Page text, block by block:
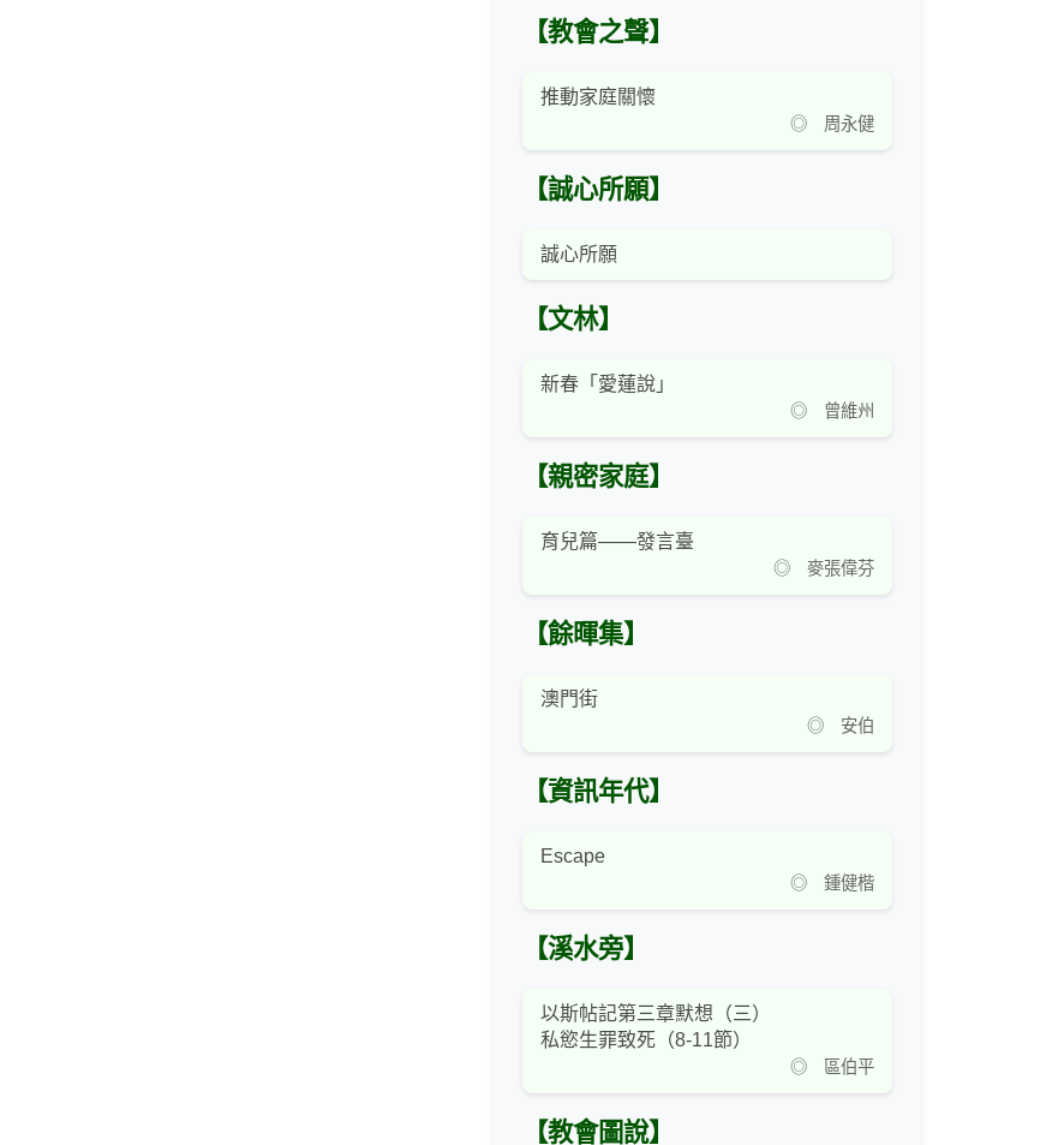
【教會之聲】
推動家庭關懷
◎ 周永健
【誠心所願】
誠心所願
【文林】
新春「愛蓮說」
◎ 曾維州
【親密家庭】
育兒篇——發言臺
◎ 麥張偉芬
【餘暉集】
澳門街
◎ 安伯
【資訊年代】
Escape
◎ 鍾健楷
【溪水旁】
以斯帖記第三章默想（三）
私慾生罪致死（8-11節）
◎ 區伯平
【教會圖說】